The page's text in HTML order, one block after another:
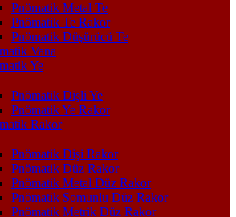
Pnömatik Metal Te
Pnömatik Te Rakor
Pnömatik Düşürücü Te
Vana
Ye
Pnömatik Dişli Ye
Pnömatik Ye Rakor
Rakor
Pnömatik Dişi Rakor
Pnömatik Düz Rakor
Pnömatik Metal Düz Rakor
Pnömatik Somunlu Düz Rakor
Pnömatik Metrik Düz Rakor